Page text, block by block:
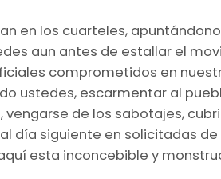
en los cuarteles,
aun antes de estallar el
comprometidos en
ustedes, escarmentar al
de los sabotajes,
día siguiente en solicitadas
esta inconcebible y